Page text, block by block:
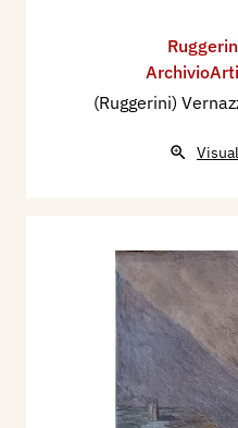
(Ruggerini)